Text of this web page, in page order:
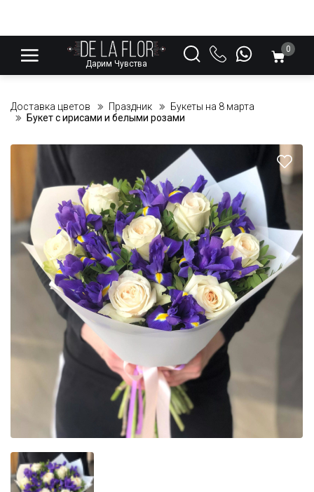
Дарим Чувства
0
Доставка цветов Праздник
Букеты на 8 марта
Букет с ирисами и белыми розами